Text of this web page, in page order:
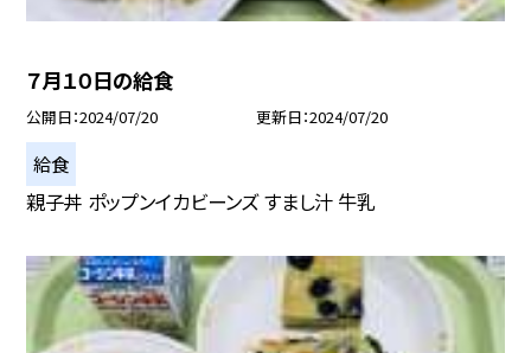
７月１０日の給食
公開日 2024/07/20 更新日 2024/07/20
給食
親子丼 ポップンイカビーンズ すまし汁 牛乳